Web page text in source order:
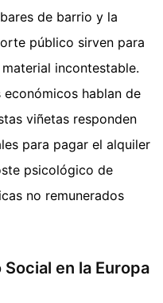
de barrio y la
público sirven para
incontestable.
hablan de
viñetas responden
para pagar el alquiler
psicológico de
no remunerados
en la Europa